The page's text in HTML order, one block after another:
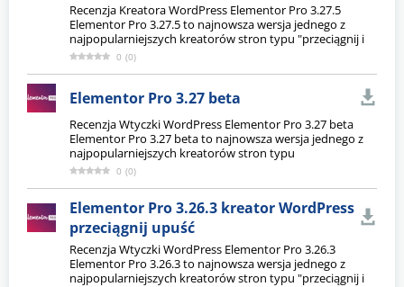
Recenzja Kreatora WordPress Elementor Pro 3.27.5
Elementor Pro 3.27.5 to najnowsza wersja jednego z
najpopularniejszych kreatorów stron typu "przeciągnij i
0 (0)
Elementor Pro 3.27 beta
Recenzja Wtyczki WordPress Elementor Pro 3.27 beta
Elementor Pro 3.27 beta to najnowsza wersja jednego z
najpopularniejszych kreatorów stron typu
0 (0)
Elementor Pro 3.26.3 kreator WordPress
przeciągnij upuść
Recenzja Wtyczki WordPress Elementor Pro 3.26.3
Elementor Pro 3.26.3 to najnowsza wersja jednego z
najpopularniejszych kreatorów stron typu "przeciągnij i